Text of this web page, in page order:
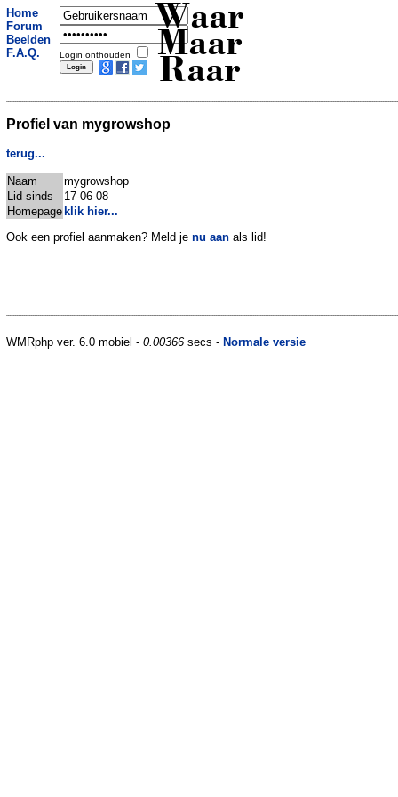
Home
Forum
Beelden
F.A.Q.
Login onthouden
Waar
Maar
Raar
Profiel van mygrowshop
terug...
Naam
mygrowshop
Lid sinds
17-06-08
Homepageklik hier...
Ook een profiel aanmaken? Meld je nu aan als lid!
WMRphp ver. 6.0 mobiel - 0.00366 secs - Normale versie